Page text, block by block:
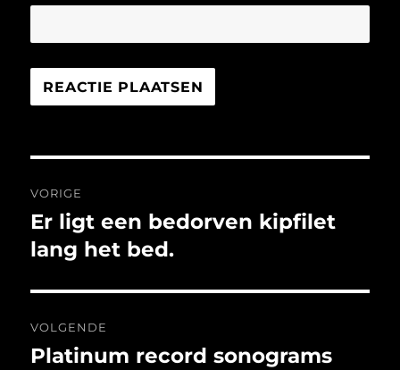
navigatie
VORIGE
Vorig
bericht:
Er ligt een bedorven kipfilet
lang het bed.
VOLGENDE
Volgend
Platinum record sonograms